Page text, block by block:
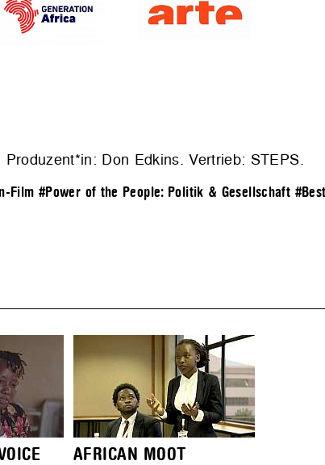
Produzent*in: Don Edkins. Vertrieb: STEPS.
Film #Power of the People: Politik & Gesellschaft
AFRICAN MOOT